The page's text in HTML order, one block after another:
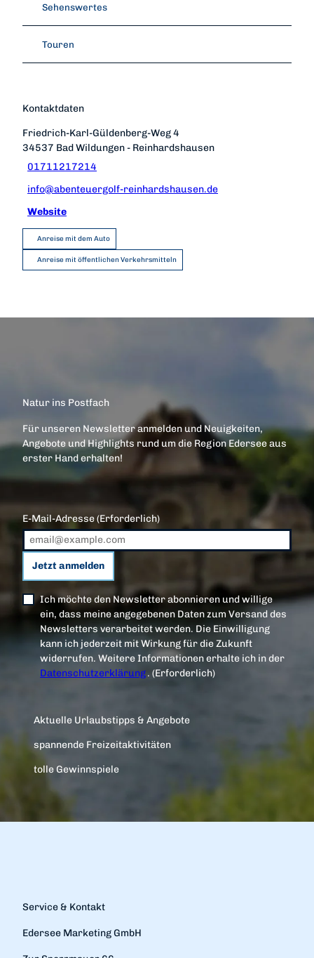
Sehenswertes
Touren
Kontaktdaten
Friedrich-Karl-Güldenberg-Weg 4
34537 Bad Wildungen- Reinhardshausen
01711217214
info@abenteuergolf-reinhardshausen.de
Website
Anreise mit dem Auto
Anreise mit öffentlichen Verkehrsmitteln
Natur ins Postfach
Für unseren Newsletter anmelden und Neuigkeiten,
Angebote und Highlights rund um die Region Edersee aus
erster Hand erhalten!
E-Mail-Adresse(Erforderlich)
Jetzt anmelden
Ich möchte den Newsletter abonnieren und willige
ein, dass meine angegebenen Daten zum Versand des
Newsletters verarbeitet werden. Die Einwilligung
kann ich jederzeit mit Wirkung für die Zukunft
widerrufen. Weitere Informationen erhalte ich in der
Datenschutzerklärung.(Erforderlich)
Aktuelle Urlaubstipps & Angebote
spannende Freizeitaktivitäten
tolle Gewinnspiele
Service & Kontakt
Edersee Marketing GmbH